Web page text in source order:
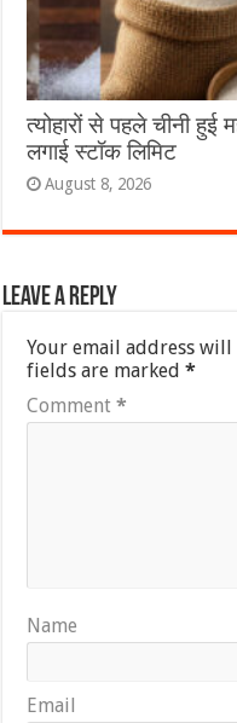
त्योहारों से पहले चीनी
लगाई स्टॉक लिमिट
August 8, 2026
Leave a Reply
Your email address
fields are marked*
Comment*
Name
Email